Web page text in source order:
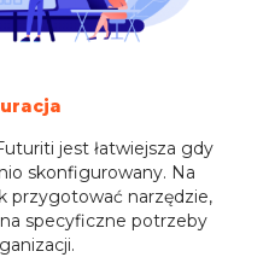
jest łatwiejsza gdy
skonfigurowany. Na
przygotować narzędzie,
specyficzne potrzeby